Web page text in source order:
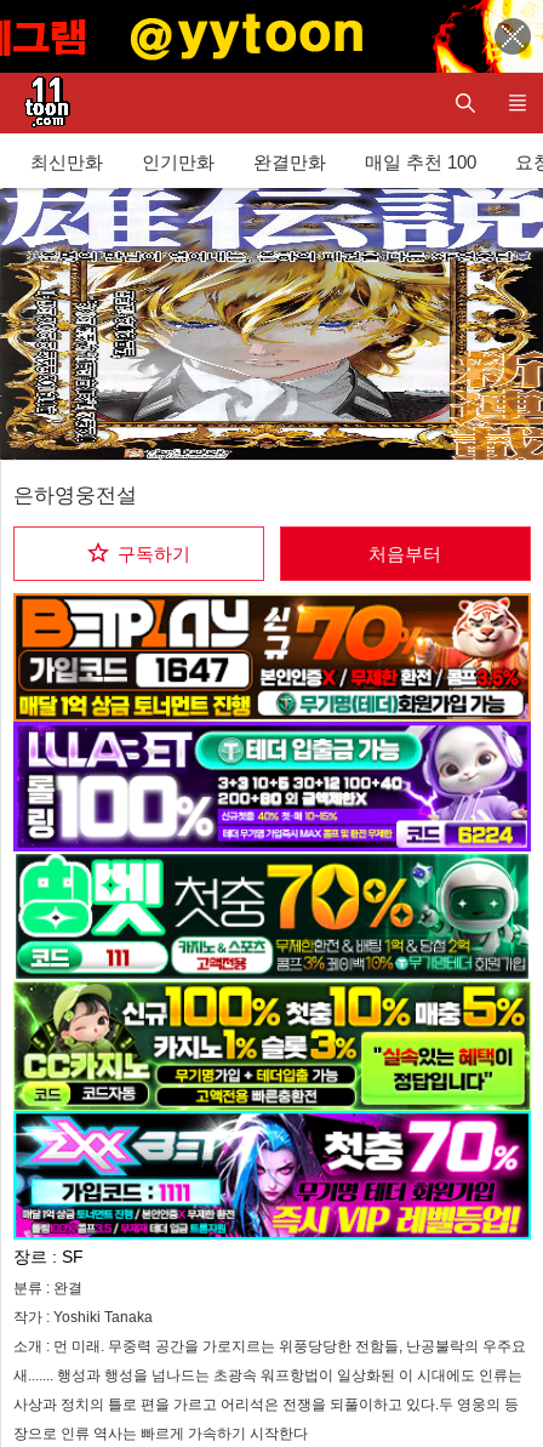
최신만화 인기만화 완결만화 매일 추천 100 요
은하영웅전설
구독하기 처음부터
장르 : SF
분류 : 완결
작가 : Yoshiki Tanaka
소개 : 먼 미래. 무중력 공간을 가로지르는 위풍당당한 전함들, 난공불락의 우주요
새....... 행성과 행성을 넘나드는 초광속 워프항법이 일상화된 이 시대에도 인류는
사상과 정치의 틀로 편을 가르고 어리석은 전쟁을 되풀이하고 있다.두 영웅의 등
장으로 인류 역사는 빠르게 가속하기 시작한다